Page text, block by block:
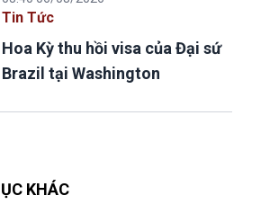
Tin Tức
Hoa Kỳ thu hồi visa của Đại sứ
Brazil tại Washington
KHÁC